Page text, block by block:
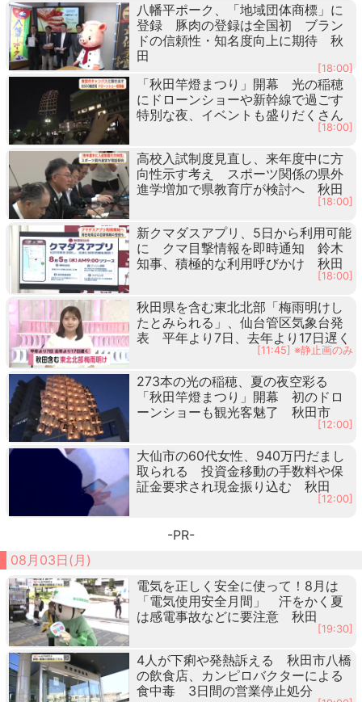
八幡平ポーク、「地域団体商標」に
登録 豚肉の登録は全国初 ブラン
ドの信頼性・知名度向上に期待 秋
田
[18:00]
「秋田竿燈まつり」開幕 光の稲穂
にドローンショーや新幹線で過ごす
特別な夜、イベントも盛りだくさん
[18:00]
高校入試制度見直し、来年度中に方
向性示す考え スポーツ関係の県外
進学増加で県教育庁が検討へ 秋田
[18:00]
新クマダスアプリ、5日から利用可能
に クマ目撃情報を即時通知 鈴木
知事、積極的な利用呼びかけ 秋田
[18:00]
秋田県を含む東北北部「梅雨明けし
たとみられる」、仙台管区気象台発
表 平年より7日、去年より17日遅く
[11:45] ※静止画のみ
273本の光の稲穂、夏の夜空彩る
「秋田竿燈まつり」開幕 初のドロ
ーンショーも観光客魅了 秋田市
[12:00]
大仙市の60代女性、940万円だまし
取られる 投資金移動の手数料や保
証金要求され現金振り込む 秋田
[12:00]
-PR-
08月03日(月)
電気を正しく安全に使って！8月は
「電気使用安全月間」 汗をかく夏
は感電事故などに要注意 秋田
[19:30]
4人が下痢や発熱訴える 秋田市八橋
の飲食店、カンピロバクターによる
食中毒 3日間の営業停止処分